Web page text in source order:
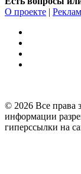
О проекте |
© 2026 Все права
информации
гиперссылки на